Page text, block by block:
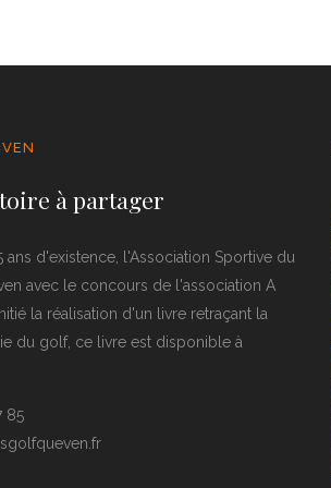
à partager
ans d'existence, l'Association Sportive du
avec le concours de l'association A
la réalisation d'un livre retraçant la
du golf, ce livre est disponible à
85